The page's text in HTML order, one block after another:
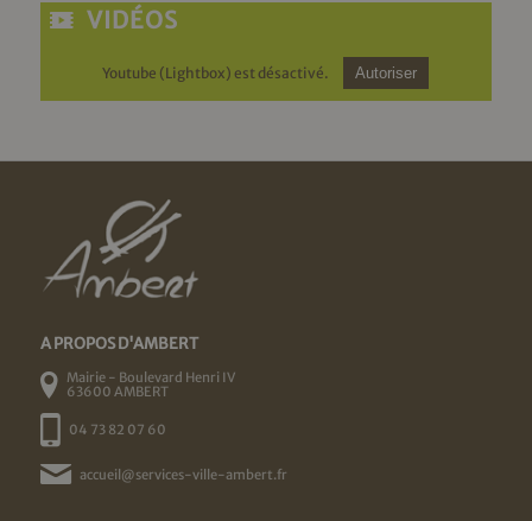
VIDÉOS
Youtube (Lightbox) est désactivé. Autoriser
A PROPOS D'AMBERT
Mairie - Boulevard Henri IV
63600 AMBERT
04 73 82 07 60
accueil@services-ville-ambert.fr